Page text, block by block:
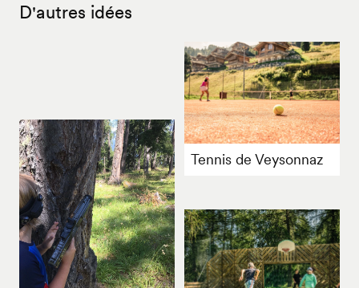
D'autres idées
Tennis de Veysonnaz